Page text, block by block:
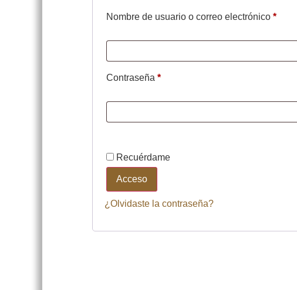
Nombre de usuario o correo electrónico *
Contraseña *
Recuérdame
Acceso
¿Olvidaste la contraseña?